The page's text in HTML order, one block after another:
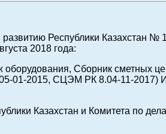
Республики Казахстан №
2018 года:
Сборник сметных
01-2015, СЦЭМ РК 8.04-11-2017)
Казахстан и Комитета по